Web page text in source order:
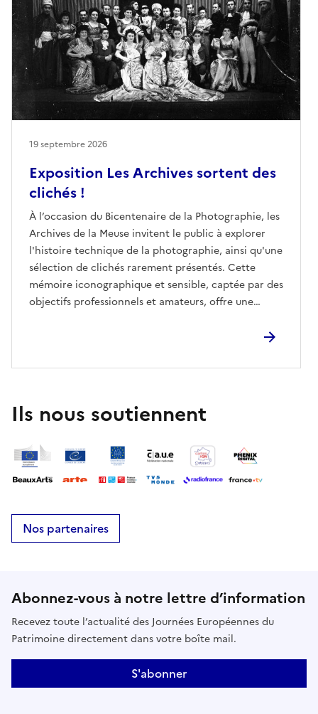
Exposition Les Archives sortent des
clichés !
À l’occasion du Bicentenaire de la Photographie, les
Archives de la Meuse invitent le public à explorer
l'histoire technique de la photographie, ainsi qu'une
sélection de clichés rarement présentés. Cette
mémoire iconographique et sensible, captée par des
objectifs professionnels et amateurs, offre une
19 septembre 2026
Ils nous soutiennent
Nos partenaires
Abonnez-vous à notre lettre d’information
Recevez toute l’actualité des Journées Européennes du
Patrimoine directement dans votre boîte mail.
S'abonner